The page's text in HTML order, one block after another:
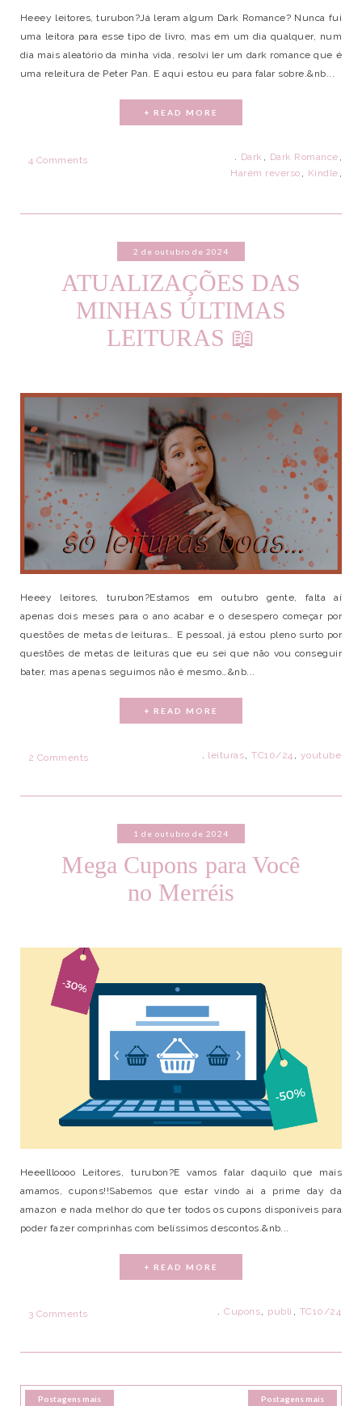
Heeey leitores, turubon?Já leram algum Dark Romance? Nunca fui
uma leitora para esse tipo de livro, mas em um dia qualquer, num
dia mais aleatório da minha vida, resolvi ler um dark romance que é
uma releitura de Peter Pan. E aqui estou eu para falar sobre.&nb...
+ READ MORE
4 Comments . Dark , Dark Romance ,
Harém reverso , Kindle ,
2 de outubro de 2024
ATUALIZAÇÕES DAS
MINHAS ÚLTIMAS
LEITURAS 📖
Heeey leitores, turubon?Estamos em outubro gente, falta aí
apenas dois meses para o ano acabar e o desespero começar por
questões de metas de leituras… E pessoal, já estou pleno surto por
questões de metas de leituras que eu sei que não vou conseguir
bater, mas apenas seguimos não é mesmo…&nb...
+ READ MORE
2 Comments leituras TC10/24 youtube
1 de outubro de 2024
Mega Cupons para Você
no Merréis
Heeellloooo Leitores, turubon?E vamos falar daquilo que mais
amamos, cupons!!Sabemos que estar vindo ai a prime day da
amazon e nada melhor do que ter todos os cupons disponíveis para
poder fazer comprinhas com belíssimos descontos.&nb...
+ READ MORE
3 Comments Cupons publi TC10/24
Postagens mais
Postagens mais